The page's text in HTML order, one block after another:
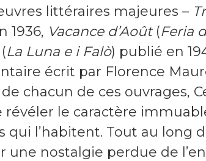
littéraires majeures –
1936, Vacance d’Août(Feria
La Luna e i Falò) publié en
écrit par Florence
chacun de ces ouvrages,
révéler le caractère
qui l’habitent. Tout au long
une nostalgie perdue de